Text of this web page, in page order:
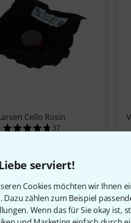
serviert!
Cookies möchten wir Ihnen
Dazu zählen zum Beispiel
Wenn das für Sie okay ist,
Cello Rosin
4.7 von 5 Sternen aus 37
37
UVP: 23,60 €
Sofort lieferbar